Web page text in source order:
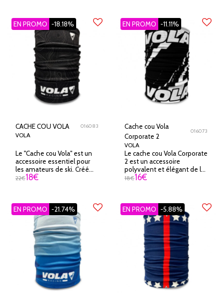
EN PROMO -18.18%
CACHE COU VOLA 016083
VOLA
Le "Cache cou Vola" est un
accessoire essentiel pour
les amateurs de ski. Créé
par la marque renommée
journées sur les pistes.
22€18€
EN PROMO -11.11%
Cache cou Vola
Corporate 2
016073
VOLA
Le cache cou Vola Corporate
2 est un accessoire
polyvalent et élégant de la
célèbre marque Vola. Il est
vos activités en extérieur
18€16€
EN PROMO -21.74% EN PROMO -5.88%